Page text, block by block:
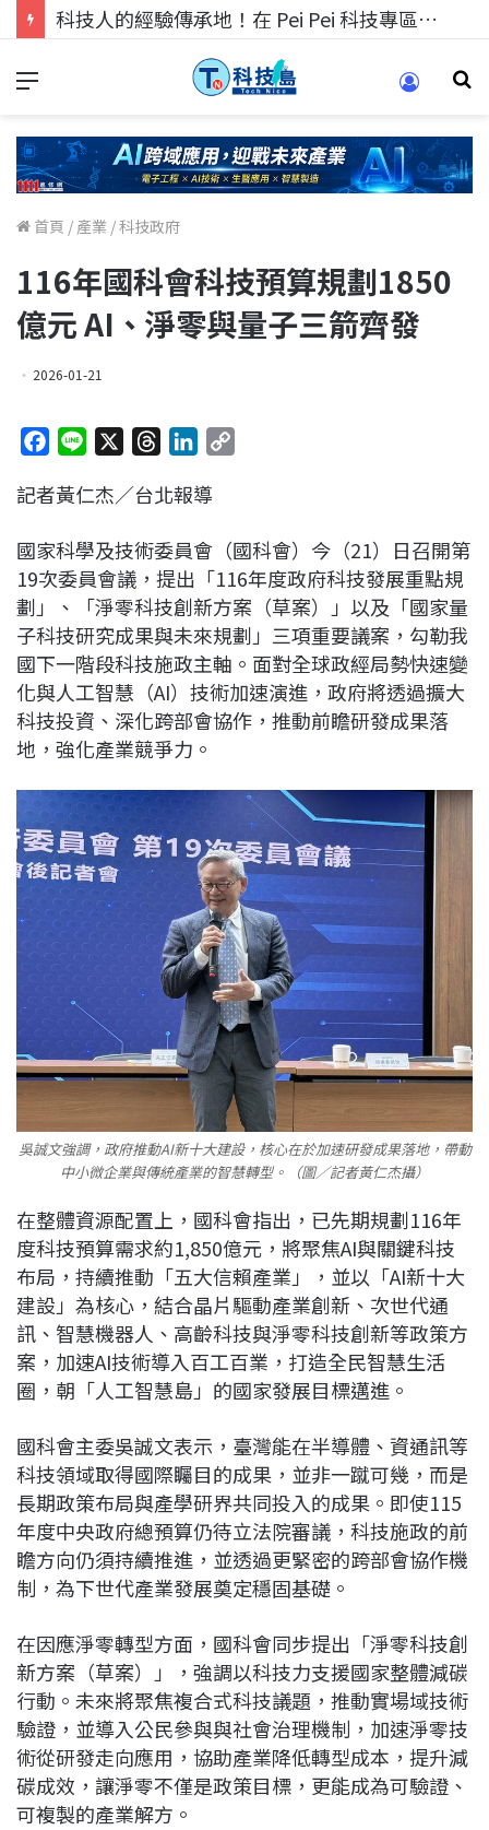
科技人的經驗傳承地！在 Pei Pei 科技專區，與學弟妹交流最硬核的技術
首頁 / 產業 /科技政府
116年國科會科技預算規劃1850
億元 AI、淨零與量子三箭齊發
2026-01-21
c
b
o
k
n
r
a
d
s
n
e
d
I
n
L
i
n
k
記者黃仁杰／台北報導
國家科學及技術委員會（國科會）今（21）日召開第
19次委員會議，提出「116年度政府科技發展重點規
劃」、「淨零科技創新方案（草案）」以及「國家量
子科技研究成果與未來規劃」三項重要議案，勾勒我
國下一階段科技施政主軸。面對全球政經局勢快速變
化與人工智慧（AI）技術加速演進，政府將透過擴大
科技投資、深化跨部會協作，推動前瞻研發成果落
地，強化產業競爭力。
吳誠文強調，政府推動AI新十大建設，核心在於加速研發成果落地，帶動
中小微企業與傳統產業的智慧轉型。（圖／記者黃仁杰攝）
在整體資源配置上，國科會指出，已先期規劃116年
度科技預算需求約1,850億元，將聚焦AI與關鍵科技
布局，持續推動「五大信賴產業」，並以「AI新十大
建設」為核心，結合晶片驅動產業創新、次世代通
訊、智慧機器人、高齡科技與淨零科技創新等政策方
案，加速AI技術導入百工百業，打造全民智慧生活
圈，朝「人工智慧島」的國家發展目標邁進。
國科會主委吳誠文表示，臺灣能在半導體、資通訊等
科技領域取得國際矚目的成果，並非一蹴可幾，而是
長期政策布局與產學研界共同投入的成果。即使115
年度中央政府總預算仍待立法院審議，科技施政的前
瞻方向仍須持續推進，並透過更緊密的跨部會協作機
制，為下世代產業發展奠定穩固基礎。
在因應淨零轉型方面，國科會同步提出「淨零科技創
新方案（草案）」，強調以科技力支援國家整體減碳
行動。未來將聚焦複合式科技議題，推動實場域技術
驗證，並導入公民參與與社會治理機制，加速淨零技
術從研發走向應用，協助產業降低轉型成本，提升減
碳成效，讓淨零不僅是政策目標，更能成為可驗證、
可複製的產業解方。